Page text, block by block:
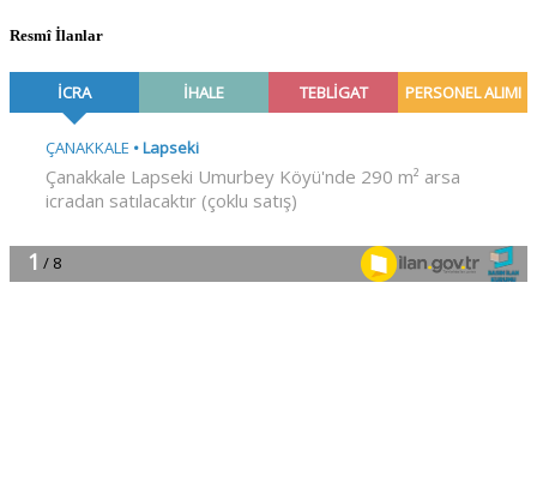
Resmî İlanlar